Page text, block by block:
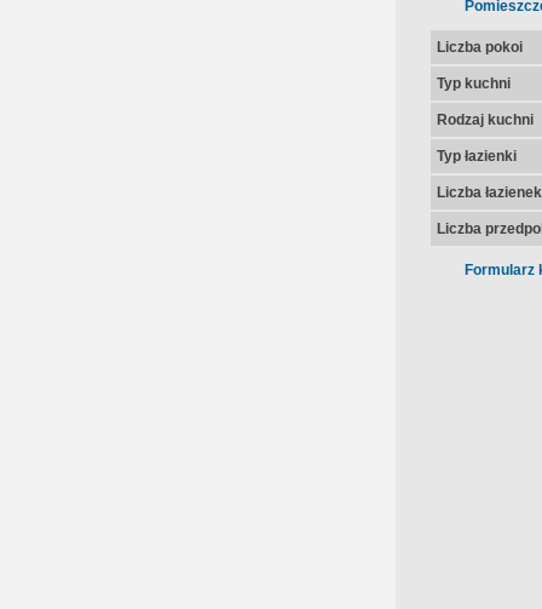
Liczba pokoi
Typ kuchni
Rodzaj kuchni
Typ łazienki
Liczba łazienek
Liczba
Formularz